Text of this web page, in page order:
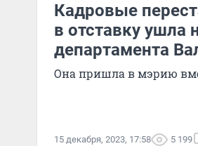
Кадровые
в отставку ушла
департамента
Она пришла в мэрию
15 декабря, 2023, 17:58 5 199